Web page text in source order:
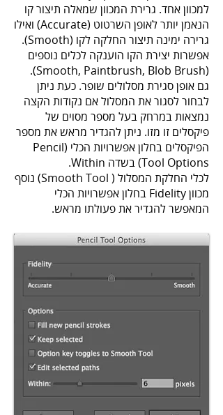
למכוון אחד. גרירת המכוון שמאלה תיצור קו
הנאמן יותר לאופן השרטוט (Accurate) ואילו
גרירה ימינה תיצור החלקה לקו (Smooth).
אפשרות יצירת הקו הוענקה לכלים נוספים
(Smooth, Paintbrush, Blob Brush).
גם אופן סגירת מסלולים שופר. כעת ניתן
לבחור לסגור את המסלול אם נקודות הקצה
נמצאות במרחק בעל מספר מסוים של
פיקסלים זו מזו. ניתן להגדיר מראש את מספר
הפיקסלים בחלון אפשרויות הכלי (Pencil
Tool Options) בשדה Within.
לכלי החלקת המסלול ( Smooth Tool) נוסף
מכוון Fidelity בחלון אפשרויות הכלי
המאפשר להגדיר את פעולתו מראש.